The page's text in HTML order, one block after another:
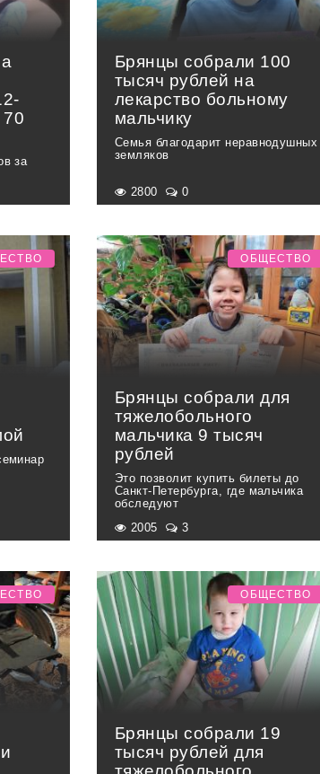
70
за
Брянцы собрали 100
тысяч рублей на
лекарство больному
мальчику
Семья благодарит неравнодушных
земляков
2800 0
Брянцы собрали для
тяжелобольного
мальчика 9 тысяч
рублей
Это позволит купить билеты до
Санкт-Петербурга, где мальчика
обследуют
ОБЩЕСТВО
2005 3
Брянцы собрали 19
тысяч рублей для
ОБЩЕСТВО